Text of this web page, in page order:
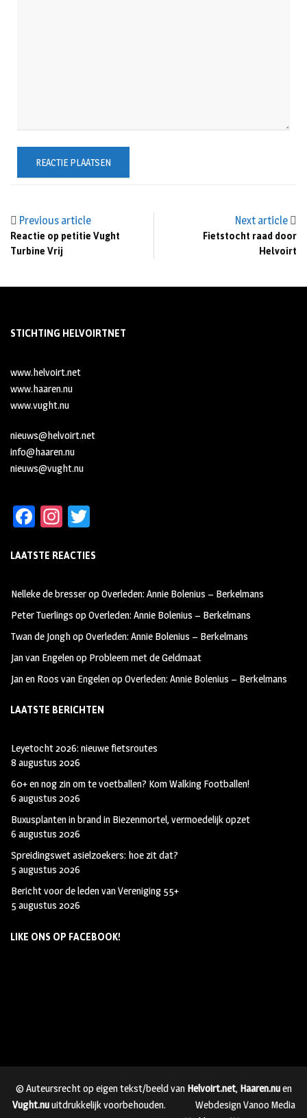
Previous article
Reactie op petitie Vught
Turbine Vrij
Next article
Fietstocht raad door
Helvoirt
STICHTING HELVOIRTNET
www.helvoirt.net
www.haaren.nu
www.vught.nu
nieuws@helvoirt.net
info@haaren.nu
nieuws@vught.nu
Fa
b
oo
k
In
ag
m
tt
LAATSTE REACTIES
Nelleke de bresseropOverleden: Annie Bolenius – Berkelmans
Peter Tuerlings opOverleden: Annie Bolenius – Berkelmans
Twan de JonghopOverleden: Annie Bolenius – Berkelmans
Jan van Engelenop Probleem met de Geldmaat
Jan en Roos van EngelenopOverleden: Annie Bolenius – Berkelmans
LAATSTE BERICHTEN
Leyetocht 2026: nieuwe fietsroutes
8 augustus 2026
60+ en nog zin om te voetballen? Kom Walking Footballen!
6 augustus 2026
Buxusplanten in brand in Biezenmortel, vermoedelijk opzet
6 augustus 2026
Spreidingswet asielzoekers: hoe zit dat?
5 augustus 2026
Bericht voor de leden van Vereniging 55+
5 augustus 2026
LIKE ONS OP FACEBOOK!
© Auteursrecht op eigen tekst/beeld van Helvoirt.net, Haaren.nuen
Vught.nuuitdrukkelijk voorbehouden.
Webdesign Vanoo Media